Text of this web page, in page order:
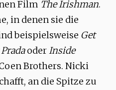
Film The Irishman.
in denen sie die
beispielsweise Get
oder Inside
Brothers. Nicki
an die Spitze zu